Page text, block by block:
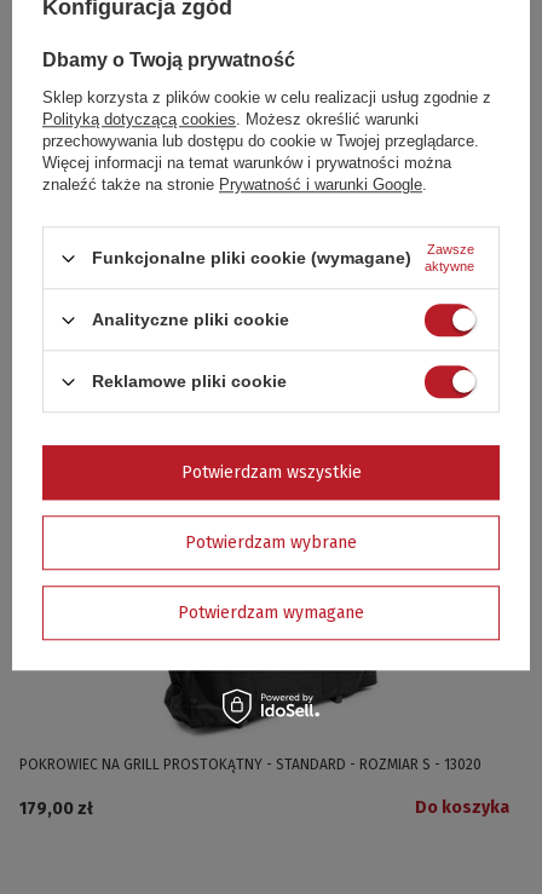
Dobierz akcesoria
METALOWA TACKA DO GRILLOWANIA 32,5 x 24,5 x 2,5 cm - 15400
Do koszyka
POKROWIEC NA GRILL PROSTOKĄTNY - STANDARD - ROZMIAR S - 13020
179,00 zł Do koszyka
Konfiguracja zgód
Dbamy o Twoją prywatność
Sklep korzysta z plików cookie w celu realizacji usług zgodnie z
Polityką dotyczącą cookies. Możesz określić warunki
przechowywania lub dostępu do cookie w Twojej przeglądarce.
Więcej informacji na temat warunków i prywatności można
znaleźć także na stronie Prywatność i warunki Google.
Funkcjonalne pliki cookie (wymagane)
Zawsze
aktywne
Analityczne pliki cookie
Reklamowe pliki cookie
Potwierdzam wybrane
Potwierdzam wymagane
Potwierdzam wszystkie